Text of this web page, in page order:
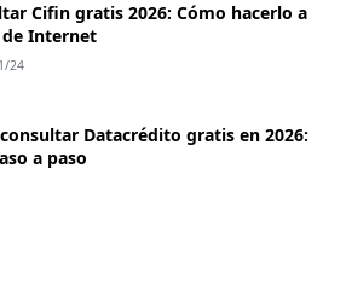
Cifin gratis 2026: Cómo hacerlo a
Internet
24
Datacrédito gratis en 2026:
a paso